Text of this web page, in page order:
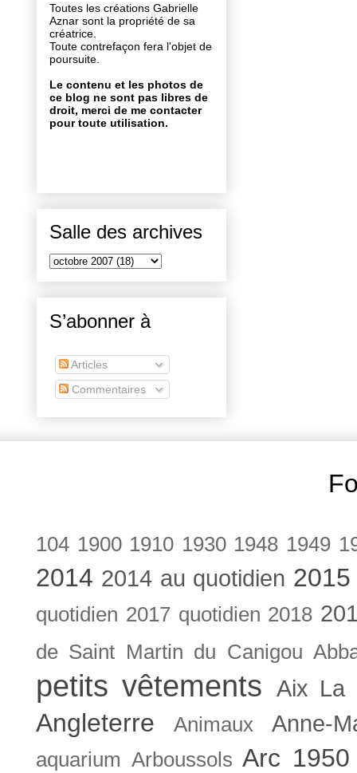
Toutes les créations Gabrielle
Aznar sont la propriété de sa
créatrice.
Toute contrefaçon fera l'objet de
poursuite.
Le contenu et les photos de
ce blog ne sont pas libres de
droit, merci de me contacter
pour toute utilisation.
Salle des archives
S’abonner à
Articles
Commentaires
104 1900 1910 1930 1948 1949
2014 2014 au quotidien
quotidien 2017 quotidien 2018
de Saint Martin du Canigou
petits vêtements Aix La
Angleterre Animaux Anne-
aquarium Arboussols Arc 1950